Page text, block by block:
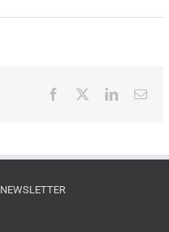
Facebook LinkedIn
NEWSLETTER